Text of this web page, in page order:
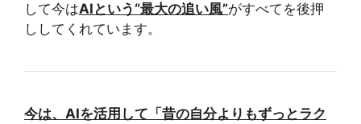
して今はAIという“最大の追い風”がすべてを後押
ししてくれています。
今は、AIを活用して「昔の自分よりもずっとラク